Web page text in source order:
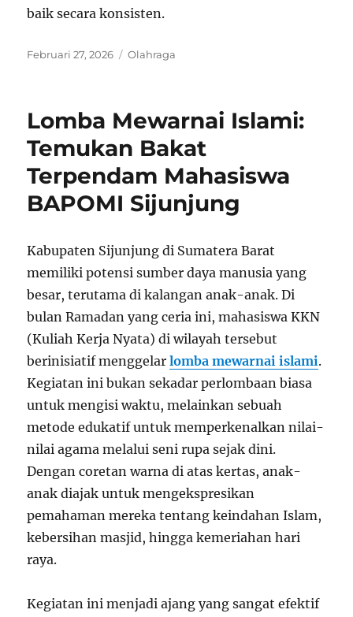
baik secara konsisten.
Posted
Februari 27, 2026 Categories
Olahraga
Lomba Mewarnai Islami:
Temukan Bakat
Terpendam Mahasiswa
BAPOMI Sijunjung
Kabupaten Sijunjung di Sumatera Barat
memiliki potensi sumber daya manusia yang
besar, terutama di kalangan anak-anak. Di
bulan Ramadan yang ceria ini, mahasiswa KKN
(Kuliah Kerja Nyata) di wilayah tersebut
berinisiatif menggelarlomba mewarnai islami.
Kegiatan ini bukan sekadar perlombaan biasa
untuk mengisi waktu, melainkan sebuah
metode edukatif untuk memperkenalkan nilai-
nilai agama melalui seni rupa sejak dini.
Dengan coretan warna di atas kertas, anak-
anak diajak untuk mengekspresikan
pemahaman mereka tentang keindahan Islam,
kebersihan masjid, hingga kemeriahan hari
raya.
Kegiatan ini menjadi ajang yang sangat efektif